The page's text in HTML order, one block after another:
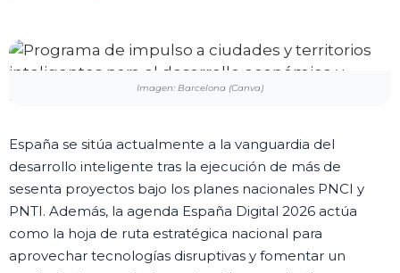
Imagen: Barcelona (Canva)
España se sitúa actualmente a la vanguardia del
desarrollo inteligente tras la ejecución de más de
sesenta proyectos bajo los planes nacionales PNCI y
PNTI. Además, la agenda España Digital 2026 actúa
como la hoja de ruta estratégica nacional para
aprovechar tecnologías disruptivas y fomentar un